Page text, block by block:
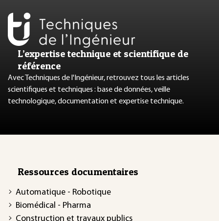
L’expertise technique et scientifique de
référence
Avec Techniques de l'Ingénieur, retrouvez tous les articles
scientifiques et techniques : base de données, veille
technologique, documentation et expertise technique.
Ressources documentaires
Automatique - Robotique
Biomédical - Pharma
Construction et travaux publics